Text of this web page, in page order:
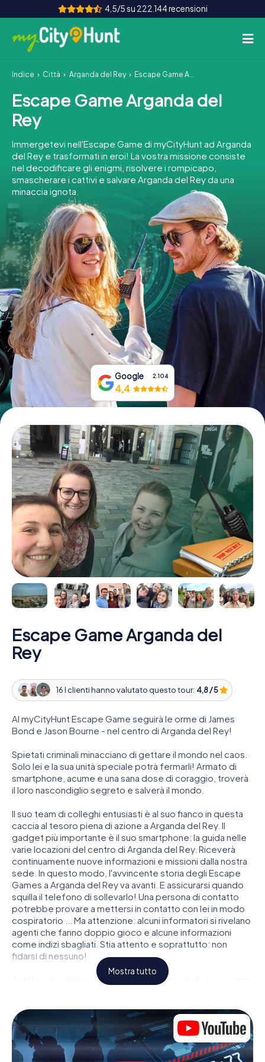
4,5/5 su 222.144 recensioni
Come funziona
Città
Tour
Team Building
Biglietti
INT AT CH
DE
ES
FR UK
IE
IT
NL
Prenota Biglietti
Acquista i Voucher
Indice Città Arganda del Rey Escape Game Arganda del Rey
Escape Game Arganda del
Rey
Immergetevi nell'Escape Game di myCityHunt ad Arganda
del Rey e trasformati in eroi! La vostra missione consiste
nel decodificare gli enigmi, risolvere i rompicapo,
smascherare i cattivi e salvare Arganda del Rey da una
minaccia ignota.
Google 2.104
4,4
Escape Game Arganda del
Rey
16 I clienti hanno valutato questo tour: 4,8 / 5
Al myCityHunt Escape Game seguirà le orme di James
Bond e Jason Bourne - nel centro di Arganda del Rey!
Spietati criminali minacciano di gettare il mondo nel caos.
Solo lei e la sua unità speciale potrà fermarli! Armato di
smartphone, acume e una sana dose di coraggio, troverà
il loro nascondiglio segreto e salverà il mondo.
Il suo team di colleghi entusiasti è al suo fianco in questa
caccia al tesoro piena di azione a Arganda del Rey. Il
gadget più importante è il suo smartphone: la guida nelle
varie locazioni del centro di Arganda del Rey. Riceverà
continuamente nuove informazioni e missioni dalla nostra
sede. In questo modo, l'avvincente storia degli Escape
Games a Arganda del Rey va avanti. E assicurarsi quando
squilla il telefono di sollevarlo! Una persona di contatto
potrebbe provare a mettersi in contatto con lei in modo
cospiratorio ... Ma attenzione: alcuni informatori si rivelano
agenti che fanno doppio gioco e alcune informazioni
come indizi sbagliati. Stia attento e soprattutto: non
fidarsi di nessuno!
A differenza di una classica Escape Room bolognese, non
dichiara che tutta Arganda del Rey è il suo campo di gioco
personale! Il requisito tecnico per la sua avventura da
agente a Arganda del Rey é uno smartphone con accesso
a Internet mobile. Un clic le dà accesso alla nostra app
Mostra tutto